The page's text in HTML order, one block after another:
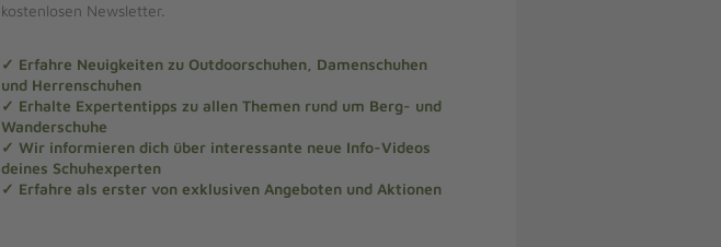
kostenlosen Newsletter.
✓ Erfahre Neuigkeiten zu Outdoorschuhen, Damenschuhen
und Herrenschuhen
✓ Erhalte Expertentipps zu allen Themen rund um Berg- und
Wanderschuhe
✓ Wir informieren dich über interessante neue Info-Videos
deines Schuhexperten
✓ Erfahre als erster von exklusiven Angeboten und Aktionen